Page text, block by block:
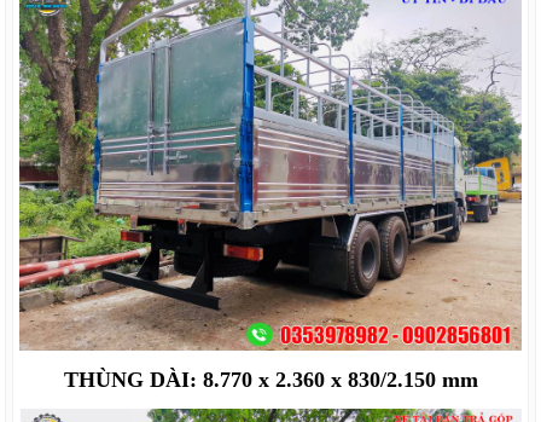
THÙNG DÀI: 8.770 x 2.360 x 830/2.150 mm